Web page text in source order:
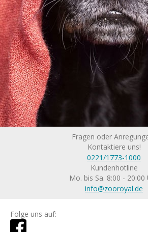
Fragen oder
Kontaktiere uns!
0221/1773-1000
Kundenhotline
Mo. bis Sa. 8:00 - 20:00
info@zooroyal.de
Folge uns auf: